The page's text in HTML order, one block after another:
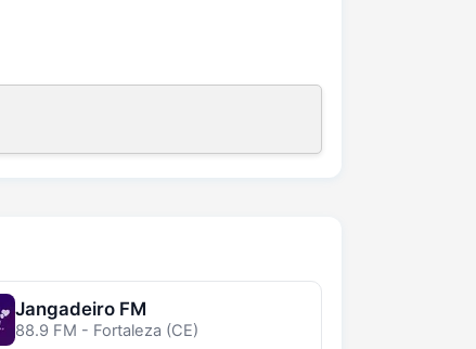
Jangadeiro FM
88.9 FM - Fortaleza (CE)